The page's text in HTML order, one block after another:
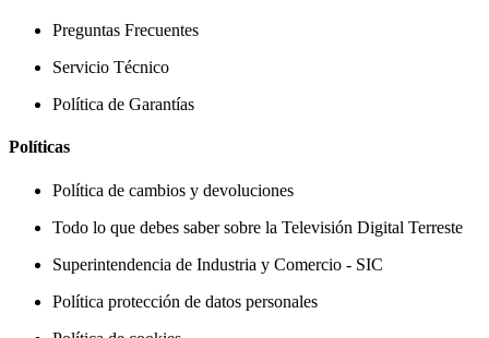
Preguntas Frecuentes
Servicio Técnico
Política de Garantías
Políticas
Política de cambios y devoluciones
Todo lo que debes saber sobre la Televisión Digital Terreste
Superintendencia de Industria y Comercio - SIC
Política protección de datos personales